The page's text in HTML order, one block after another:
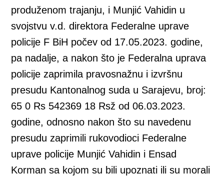
produženom trajanju, i Munjić Vahidin u
svojstvu v.d. direktora Federalne uprave
policije F BiH počev od 17.05.2023. godine,
pa nadalje, a nakon što je Federalna uprava
policije zaprimila pravosnažnu i izvršnu
presudu Kantonalnog suda u Sarajevu, broj:
65 0 Rs 542369 18 Rsž od 06.03.2023.
godine, odnosno nakon što su navedenu
presudu zaprimili rukovodioci Federalne
uprave policije Munjić Vahidin i Ensad
Korman sa kojom su bili upoznati ili su morali